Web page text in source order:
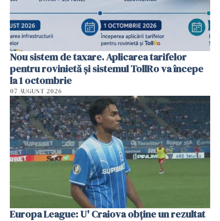
Nou sistem de taxare. Aplicarea tarifelor
pentru rovinietă şi sistemul TollRo va începe
la 1 octombrie
07 AUGUST 2026
Europa League: U' Craiova obține un rezultat